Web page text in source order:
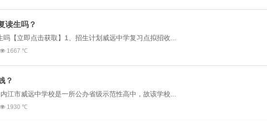
读生吗？
【立即点击获取】1、招生计划威远中学复习点拟招收...
1667 ℃
？
江市威远中学校是一所公办省级示范性高中，故该学校...
1930 ℃